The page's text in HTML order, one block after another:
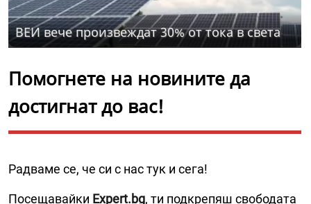
ВЕИ вече произвеждат 30% от тока в света
Помогнете на новините да
достигнат до вас!
Радваме се, че си с нас тук и сега!
Посещавайки Expert.bg, ти подкрепяш свободата